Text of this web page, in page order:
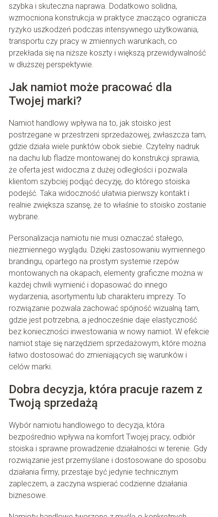
szybka i skuteczna naprawa. Dodatkowo solidna,
wzmocniona konstrukcja w praktyce znacząco ogranicza
ryzyko uszkodzeń podczas intensywnego użytkowania,
transportu czy pracy w zmiennych warunkach, co
przekłada się na niższe koszty i większą przewidywalność
w dłuższej perspektywie.
Jak namiot może pracować dla
Twojej marki?
Namiot handlowy wpływa na to, jak stoisko jest
postrzegane w przestrzeni sprzedażowej, zwłaszcza tam,
gdzie działa wiele punktów obok siebie. Czytelny nadruk
na dachu lub fladze montowanej do konstrukcji sprawia,
że oferta jest widoczna z dużej odległości i pozwala
klientom szybciej podjąć decyzję, do którego stoiska
podejść. Taka widoczność ułatwia pierwszy kontakt i
realnie zwiększa szansę, że to właśnie to stoisko zostanie
wybrane.
Personalizacja namiotu nie musi oznaczać stałego,
niezmiennego wyglądu. Dzięki zastosowaniu wymiennego
brandingu, opartego na prostym systemie rzepów
montowanych na okapach, elementy graficzne można w
każdej chwili wymienić i dopasować do innego
wydarzenia, asortymentu lub charakteru imprezy. To
rozwiązanie pozwala zachować spójność wizualną tam,
gdzie jest potrzebna, a jednocześnie daje elastyczność
bez konieczności inwestowania w nowy namiot. W efekcie
namiot staje się narzędziem sprzedażowym, które można
łatwo dostosować do zmieniających się warunków i
celów marki.
Dobra decyzja, która pracuje razem z
Twoją sprzedażą
Wybór namiotu handlowego to decyzja, która
bezpośrednio wpływa na komfort Twojej pracy, odbiór
stoiska i sprawne prowadzenie działalności w terenie. Gdy
rozwiązanie jest przemyślane i dostosowane do sposobu
działania firmy, przestaje być jedynie technicznym
zapleczem, a zaczyna wspierać codzienne działania
biznesowe.